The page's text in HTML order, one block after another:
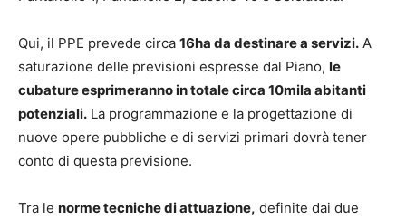
Qui, il PPE prevede circa 16ha da destinare a servizi. A
saturazione delle previsioni espresse dal Piano, le
cubature esprimeranno in totale circa 10mila abitanti
potenziali. La programmazione e la progettazione di
nuove opere pubbliche e di servizi primari dovrà tener
conto di questa previsione.
Tra le norme tecniche di attuazione, definite dai due